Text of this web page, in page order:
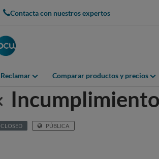
Contacta con nuestros expertos
Reclamar Comparar productos y precios
Anterior
CLOSED PÚBLICA